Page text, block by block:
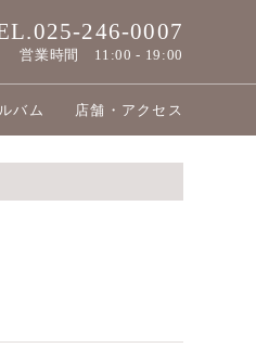
246-0007
営業時間 11:00 - 19:00
バム 店舗・アクセス